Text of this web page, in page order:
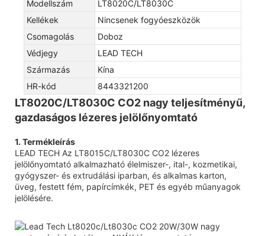
Modellszám
LT8020C/LT8030C
Kellékek
Nincsenek fogyóeszközök
Csomagolás
Doboz
Védjegy
LEAD TECH
Származás
Kína
HR-kód
8443321200
LT8020C/LT8030C CO2 nagy teljesítményű,
gazdaságos lézeres jelölőnyomtató
1. Termékleírás
LEAD TECH Az LT8015C/LT8030C CO2 lézeres
jelölőnyomtató alkalmazható élelmiszer-, ital-, kozmetikai,
gyógyszer- és extrudálási iparban, és alkalmas karton,
üveg, festett fém, papírcímkék, PET és egyéb műanyagok
jelölésére.